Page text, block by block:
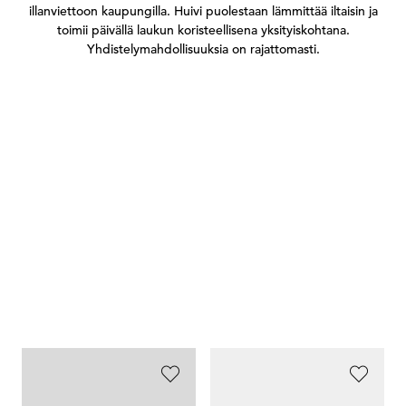
illanviettoon kaupungilla. Huivi puolestaan lämmittää iltaisin ja
toimii päivällä laukun koristeellisena yksityiskohtana.
Yhdistelymahdollisuuksia on rajattomasti.